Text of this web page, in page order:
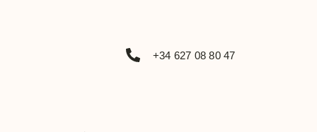
+34 627 08 80 47